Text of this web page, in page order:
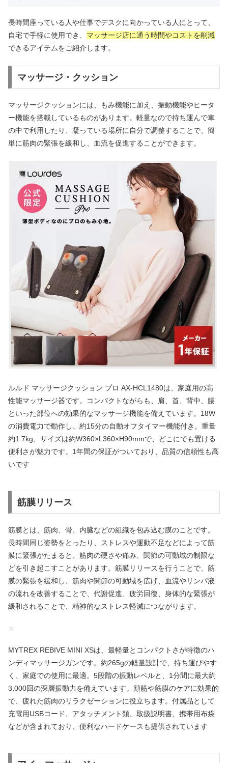
長時間座っている人や仕事でデスクに向かっている人にとって、
自宅で手軽に使用でき、 マッサージ店に通う時間やコストを削減
できるアイテムをご紹介します。
マッサージ・クッション
マッサージクッションには、もみ機能に加え、振動機能やヒータ
ー機能を搭載しているものがあります。軽量なので持ち運んで車
の中で利用したり、凝っている場所に自分で調整することで、簡
単に筋肉の緊張を緩和し、血流を促進することができます。
ルルド マッサージクッション プロ AX-HCL1480は、家庭用の高
性能マッサージ器です。コンパクトながらも、肩、首、背中、腰
といった部位への効果的なマッサージ機能を備えています。18W
の消費電力で動作し、約15分の自動オフタイマー機能付き。重量
約1.7kg、サイズは約W360×L360×H90mmで、どこにでも置ける
便利さが魅力です。1年間の保証がついており、品質の信頼性も高
いです
筋膜リリース
筋膜とは、筋肉、骨、内臓などの組織を包み込む膜のことです。
長時間同じ姿勢をとったり、ストレスや運動不足などによって筋
膜に緊張がたまると、筋肉の硬さや痛み、関節の可動域の制限な
どを引き起こすことがあります。筋膜リリースを行うことで、筋
膜の緊張を緩和し、筋肉や関節の可動域を広げ、血流やリンパ液
の流れを改善することで、代謝促進、疲労回復、身体的な緊張が
緩和されることで、精神的なストレス軽減につながります。
MYTREX REBIVE MINI XSは、最軽量とコンパクトさが特徴のハ
ンディマッサージガンです。約265gの軽量設計で、持ち運びやす
く、家庭での使用に最適。5段階の振動レベルと、1分間に最大約
3,000回の深層振動力を備えています。顔筋や筋膜のケアに効果的
で、疲れた筋肉のリラクゼーションに役立ちます。付属品として
充電用USBコード、アタッチメント類、取扱説明書、携帯用布袋
などが含まれており、便利なハードケースも提供されています​